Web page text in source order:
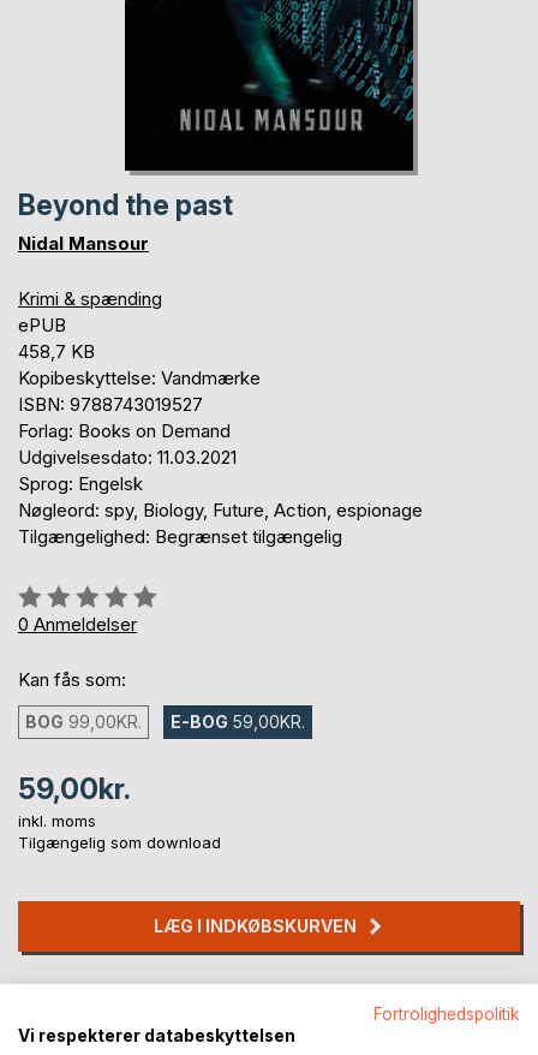
Beyond the past
Nidal Mansour
Krimi & spænding
ePUB
458,7 KB
Kopibeskyttelse: Vandmærke
ISBN: 9788743019527
Forlag: Books on Demand
Udgivelsesdato: 11.03.2021
Sprog: Engelsk
Nøgleord: spy, Biology, Future, Action, espionage
Tilgængelighed: Begrænset tilgængelig
Anmeldelse::
0%
0 Anmeldelser
Kan fås som:
BOG 99,00KR. E-BOG 59,00KR.
59,00kr.
inkl. moms
Tilgængelig som download
LÆG I INDKØBSKURVEN
Fortrolighedspolitik
Vi respekterer databeskyttelsen